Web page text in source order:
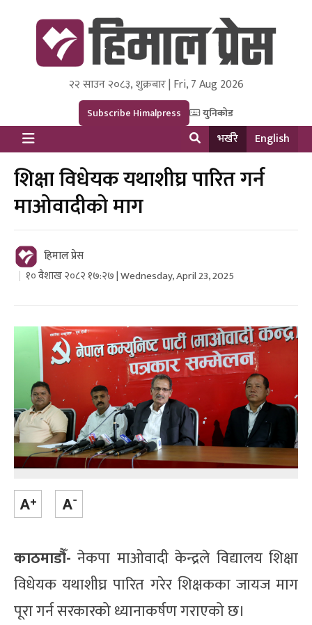
Himal Press
Dot NewsyNepal Media and Research Pvt Ltd.
२२ साउन २०८३, शुक्रबार | Fri, 7 Aug 2026
Subscribe Himalpress युनिकोड
भर्खरै English
शिक्षा विधेयक यथाशीघ्र पारित गर्न
माओवादीको माग
हिमाल प्रेस
१० वैशाख २०८२ १७:२७ | Wednesday, April 23, 2025
काठमाडौँ-नेकपा माओवादी केन्द्रले विद्यालय शिक्षा
विधेयक यथाशीघ्र पारित गरेर शिक्षकका जायज माग
पूरा गर्न सरकारको ध्यानाकर्षण गराएको छ।